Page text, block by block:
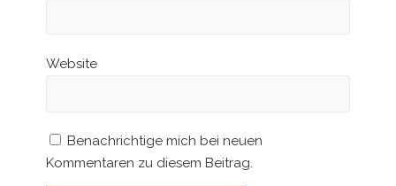
Website
Benachrichtige mich bei neuen
Kommentaren zu diesem Beitrag.